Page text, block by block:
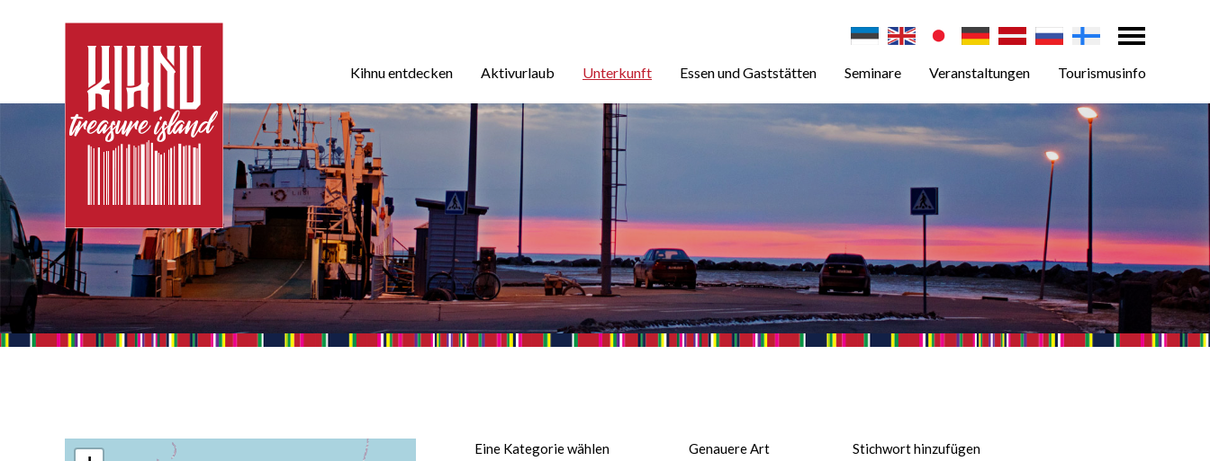
Kihnu entdecken Aktivurlaub Unterkunft Essen und Gaststätten Seminare Veranstaltungen Tourismusinfo
Eine Kategorie wählen Genauere Art Stichwort hinzufügen